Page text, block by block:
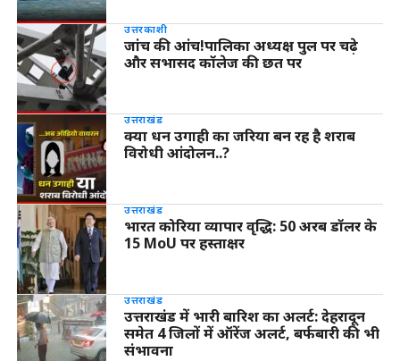
उत्तरकाशी
जांच की आंच!पालिका अध्यक्ष पुल पर चढ़े
और सभासद कॉलेज की छत पर
उत्तराखंड
क्या धन उगाही का जरिया बन रह है शराब
विरोधी आंदोलन..?
उत्तराखंड
भारत कोरिया व्यापार वृद्धि: 50 अरब डॉलर के
15 MoU पर हस्ताक्षर
उत्तराखंड
उत्तराखंड में भारी बारिश का अलर्ट: देहरादून
समेत 4 जिलों में ऑरेंज अलर्ट, बर्फबारी की भी
संभावना